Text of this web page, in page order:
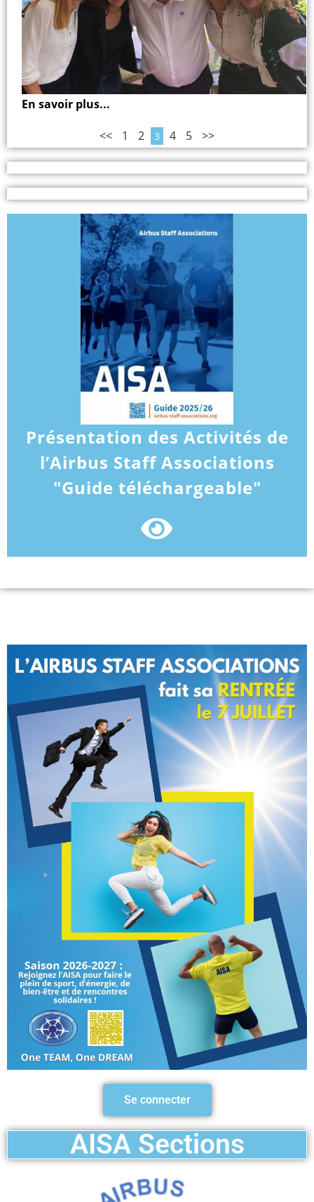
En savoir plus...
<< 1 2 3 4 5 >>
Présentation des Activités de
l’Airbus Staff Associations
"Guide téléchargeable"
Se connecter
AISA Sections